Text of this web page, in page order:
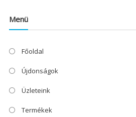
Menü
Főoldal
Újdonságok
Üzleteink
Termékek